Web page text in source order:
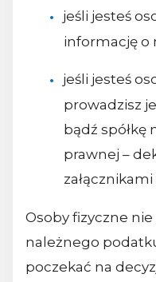
jeśli jesteś
informację o
jeśli jesteś
prowadzisz
bądź spółkę
prawnej –
Osoby fizyczne
należnego
poczekać na